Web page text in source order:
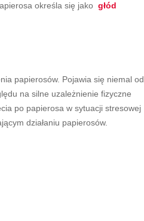
określa się jako głód
papierosów. Pojawia się niemal od
na silne uzależnienie fizyczne
po papierosa w sytuacji stresowej
działaniu papierosów.